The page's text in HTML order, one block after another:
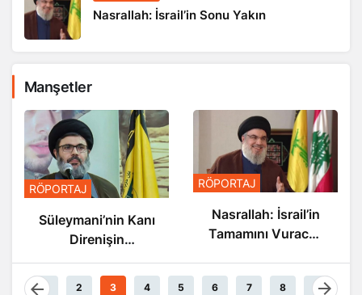
Nasrallah: İsrail’in Sonu Yakın
Manşetler
RÖPORTAJ
Süleymani’nin Kanı
Direnişin
Damarlarında
Akıyor
RÖPORTAJ
Nasrallah: İsrail’in
Tamamını Vuracak
1 2 3 4 5 6 7 8 9